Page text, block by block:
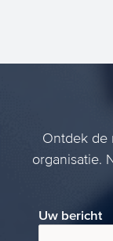
Ontdek de
organisatie.
Uw bericht